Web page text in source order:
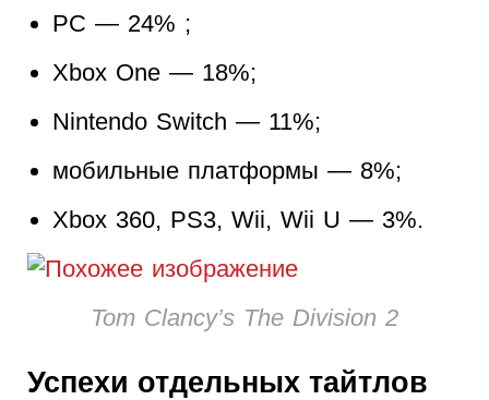
PC — 24% ;
Xbox One — 18%;
Nintendo Switch — 11%;
мобильные платформы — 8%;
Xbox 360, PS3, Wii, Wii U — 3%.
Tom Clancy’s The Division 2
Успехи отдельных тайтлов